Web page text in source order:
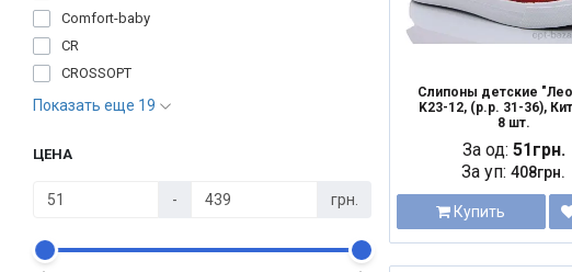
Comfort-baby
CR
CROSSOPT
Показать еще 19
ЦЕНА
- грн.
Слипоны детские
K23-12, (р.р. 31-36),
8 шт.
За од: 51грн.
За уп: 408грн.
Купить